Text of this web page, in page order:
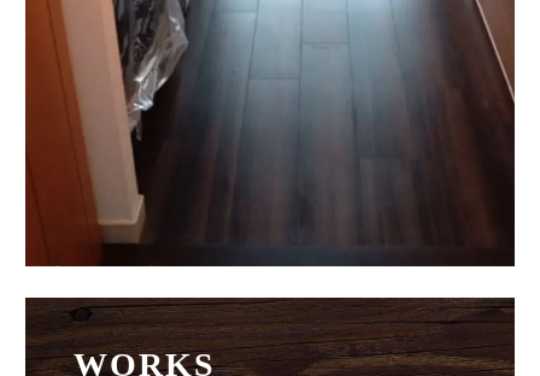
WORKS